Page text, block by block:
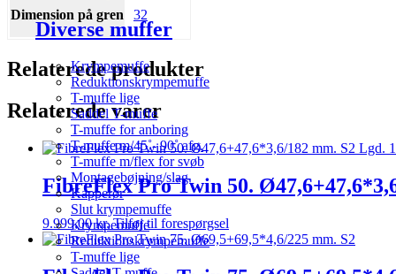
Diverse muffer
Krympemuffe
Reduktionskrympemuffe
T-muffe lige
Saddel T-muffe
T-muffe for anboring
T-muffe m/45˚- 90˚ afg.
T-muffe m/flex for svøb
Montagebøjning/slag
Kapperør
Slut krympemuffe
Krympemuffe
Reduktionskrympemuffe
T-muffe lige
Dimension på gren 32
Relaterede produkter
Relaterede varer
FibreFlex Pro Twin 50.
9.999,00kr. Tilføj til forespørgsel